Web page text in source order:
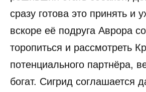
сразу готова это принять и
вскоре её подруга Аврора
торопиться и рассмотреть
потенциального партнёра,
богат. Сигрид соглашается